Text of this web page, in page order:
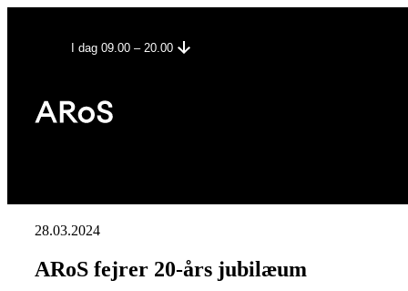
I dag 09.00 – 20.00
28.03.2024
ARoS fejrer 20-års jubilæum